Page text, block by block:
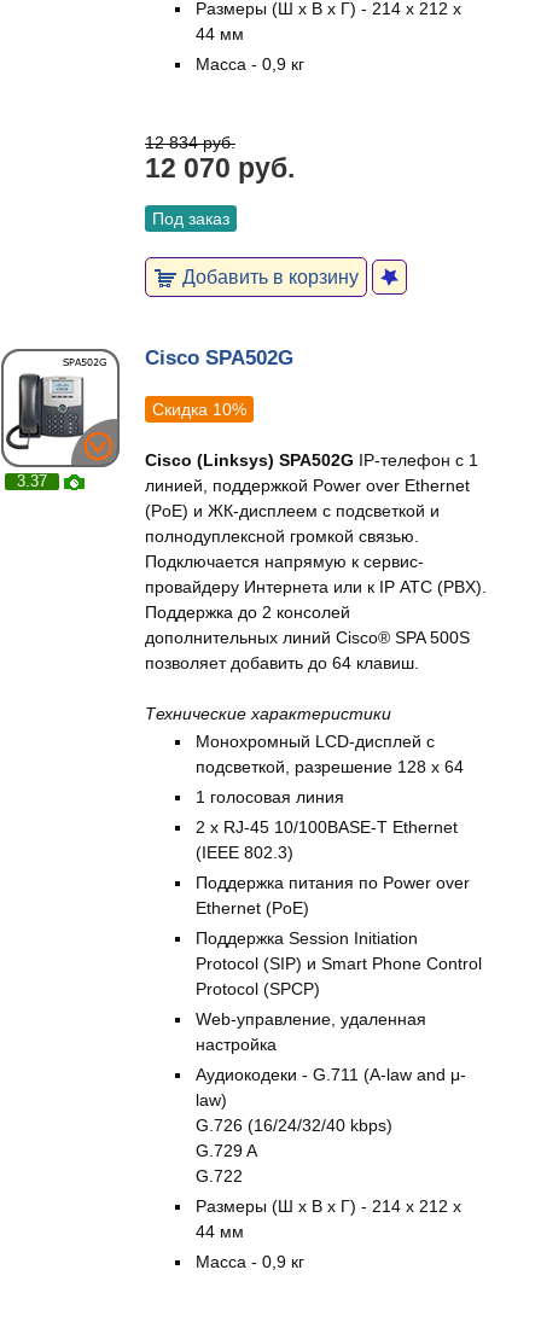
Размеры (Ш х В х Г) - 214 х 212 х
44 мм
Масса - 0,9 кг
12 834 руб.
12 070 руб.
Под заказ
Добавить в корзину
3.37
Cisco SPA502G
Скидка 10%
Cisco (Linksys) SPA502G IP-телефон с 1
линией, поддержкой Power over Ethernet
(PoE) и ЖК-дисплеем с подсветкой и
полнодуплексной громкой связью.
Подключается напрямую к сервис-
провайдеру Интернета или к IP АТС (PBX).
Поддержка до 2 консолей
дополнительных линий Cisco® SPA 500S
позволяет добавить до 64 клавиш.
Технические характеристики
Монохромный LCD-дисплей с
подсветкой, разрешение 128 x 64
1 голосовая линия
2 x RJ-45 10/100BASE-T Ethernet
(IEEE 802.3)
Поддержка питания по Power over
Ethernet (PoE)
Поддержка Session Initiation
Protocol (SIP) и Smart Phone Control
Protocol (SPCP)
Web-управление, удаленная
настройка
Аудиокодеки - G.711 (A-law and μ-
law)
G.726 (16/24/32/40 kbps)
G.729 A
G.722
Размеры (Ш х В х Г) - 214 х 212 х
44 мм
Масса - 0,9 кг